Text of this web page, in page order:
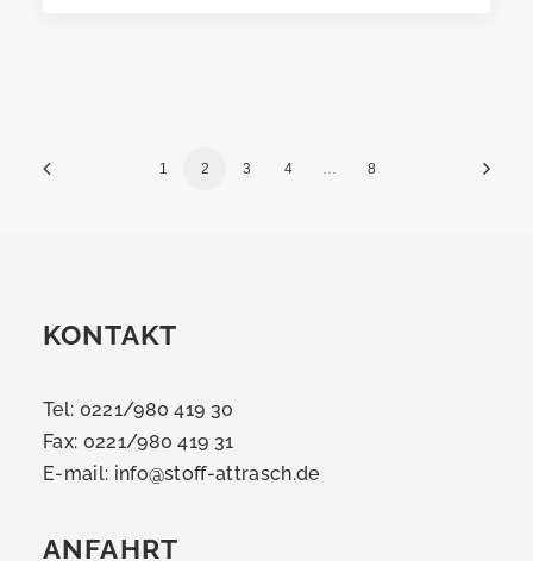
1 2 3 4 8
KONTAKT
Tel: 0221/980 419 30
Fax: 0221/980 419 31
E-mail: info@stoff-attrasch.de
ANFAHRT